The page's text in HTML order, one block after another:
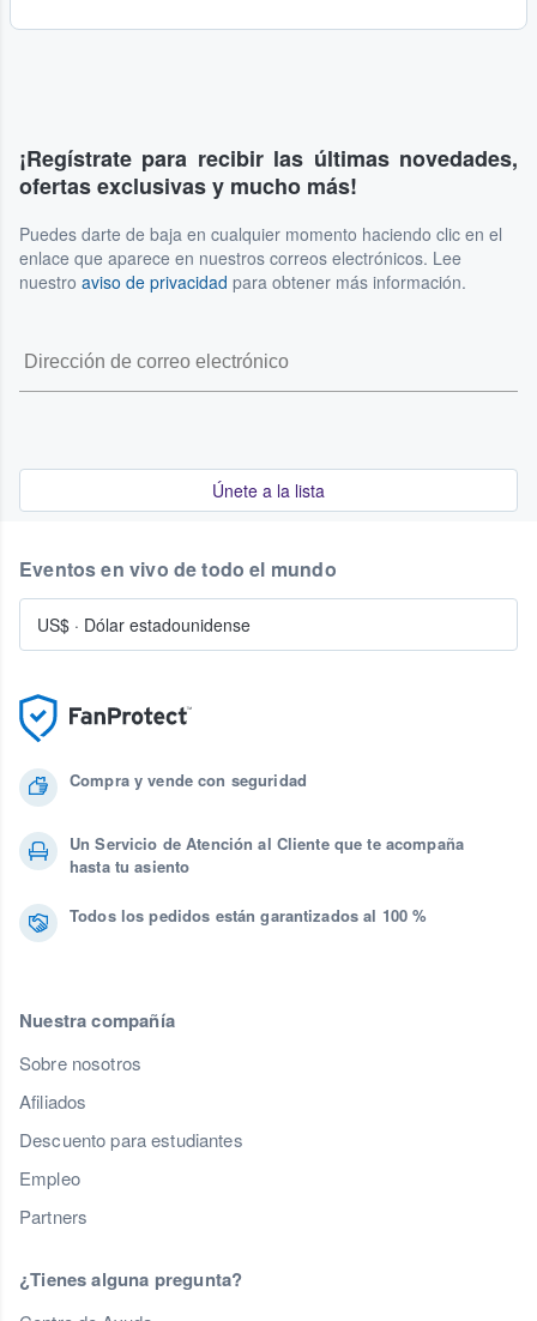
¡Regístrate para recibir las últimas novedades,
ofertas exclusivas y mucho más!
Puedes darte de baja en cualquier momento haciendo clic en el
enlace que aparece en nuestros correos electrónicos. Lee
nuestro aviso de privacidad para obtener más información.
Únete a la lista
Compra y vende con seguridad
Un Servicio de Atención al Cliente que te acompaña
hasta tu asiento
Todos los pedidos están garantizados al 100 %
Nuestra compañía
Sobre nosotros
Afiliados
Descuento para estudiantes
Empleo
Partners
¿Tienes alguna pregunta?
Eventos en vivo de todo el mundo
US$ · Dólar estadounidense